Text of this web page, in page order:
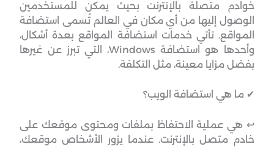
خوادم متصلة بالإنترنت بحيث يمكن للمستخدمين
الوصول إليها من أي مكان في العالم تُسمى استضافة
المواقع. تأتي خدمات استضافة المواقع بعدة أشكال،
وأحدها هو استضافة Windows، التي تبرز عن غيرها
بفضل مزايا معينة، مثل التكلفة.
✔ ما هي استضافة الويب؟
↩︎ هي عملية الاحتفاظ بملفات ومحتوى موقعك على
خادم متصل بالإنترنت. عندما يزور الأشخاص موقعك،